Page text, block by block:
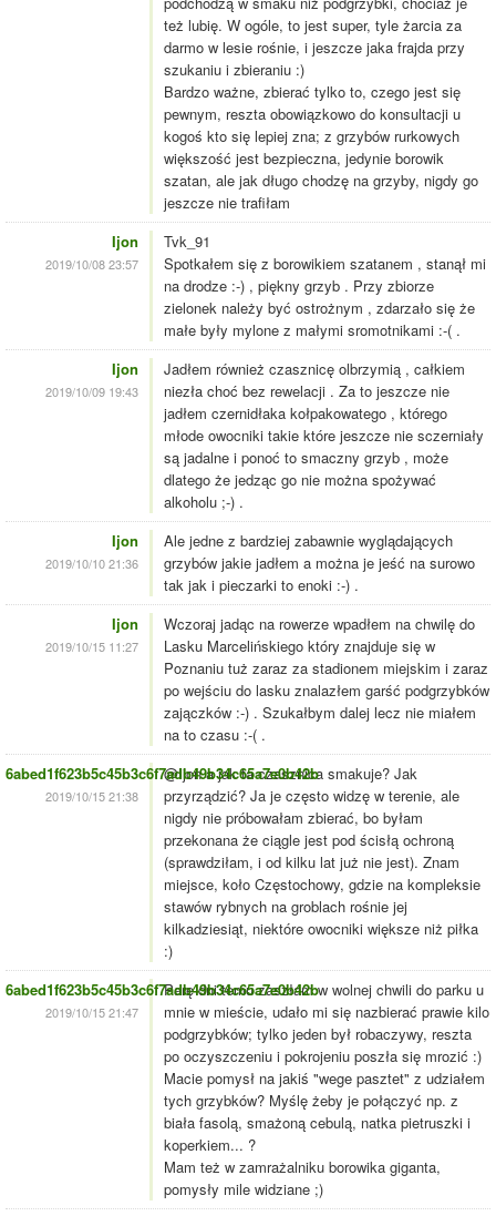
też lubię. W ogóle, to jest super, tyle żarcia za
darmo w lesie rośnie, i jeszcze jaka frajda przy
szukaniu i zbieraniu :)
Bardzo ważne, zbierać tylko to, czego jest się
pewnym, reszta obowiązkowo do konsultacji u
kogoś kto się lepiej zna; z grzybów rurkowych
większość jest bezpieczna, jedynie borowik
szatan, ale jak długo chodzę na grzyby, nigdy go
jeszcze nie trafiłam
Ijon
2019/10/08 23:57
Tvk_91
Spotkałem się z borowikiem szatanem , stanął mi
na drodze :-) , piękny grzyb . Przy zbiorze
zielonek należy być ostrożnym , zdarzało się że
małe były mylone z małymi sromotnikami :-( .
Ijon
2019/10/09 19:43
Jadłem również czasznicę olbrzymią , całkiem
niezła choć bez rewelacji . Za to jeszcze nie
jadłem czernidłaka kołpakowatego , którego
młode owocniki takie które jeszcze nie sczerniały
są jadalne i ponoć to smaczny grzyb , może
dlatego że jedząc go nie można spożywać
alkoholu ;-) .
Ijon
2019/10/10 21:36
Ale jedne z bardziej zabawnie wyglądających
grzybów jakie jadłem a można je jeść na surowo
tak jak i pieczarki to enoki :-) .
Ijon
2019/10/15 11:27
Wczoraj jadąc na rowerze wpadłem na chwilę do
Lasku Marcelińskiego który znajduje się w
Poznaniu tuż zaraz za stadionem miejskim i zaraz
po wejściu do lasku znalazłem garść podgrzybków
zajączków :-) . Szukałbym dalej lecz nie miałem
na to czasu :-( .
6abed1f623b5c45b3c6f7adb49b34c65a7e0b42b
2019/10/15 21:38
@Ijon a jak ta czasznica smakuje? Jak
przyrządzić? Ja je często widzę w terenie, ale
nigdy nie próbowałam zbierać, bo byłam
przekonana że ciągle jest pod ścisłą ochroną
(sprawdziłam, i od kilku lat już nie jest). Znam
miejsce, koło Częstochowy, gdzie na kompleksie
stawów rybnych na groblach rośnie jej
kilkadziesiąt, niektóre owocniki większe niż piłka
:)
6abed1f623b5c45b3c6f7adb49b34c65a7e0b42b
2019/10/15 21:47
Parę dni temu zaszłam w wolnej chwili do parku u
mnie w mieście, udało mi się nazbierać prawie kilo
podgrzybków; tylko jeden był robaczywy, reszta
po oczyszczeniu i pokrojeniu poszła się mrozić :)
Macie pomysł na jakiś "wege pasztet" z udziałem
tych grzybków? Myślę żeby je połączyć np. z
biała fasolą, smażoną cebulą, natka pietruszki i
koperkiem... ?
Mam też w zamrażalniku borowika giganta,
pomysły mile widziane ;)